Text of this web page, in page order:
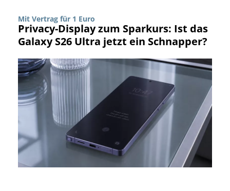
Mit Vertrag für 1 Euro
Privacy-Display zum Sparkurs: Ist das
Galaxy S26 Ultra jetzt ein Schnapper?